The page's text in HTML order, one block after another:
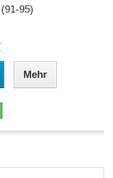
95)
Mehr